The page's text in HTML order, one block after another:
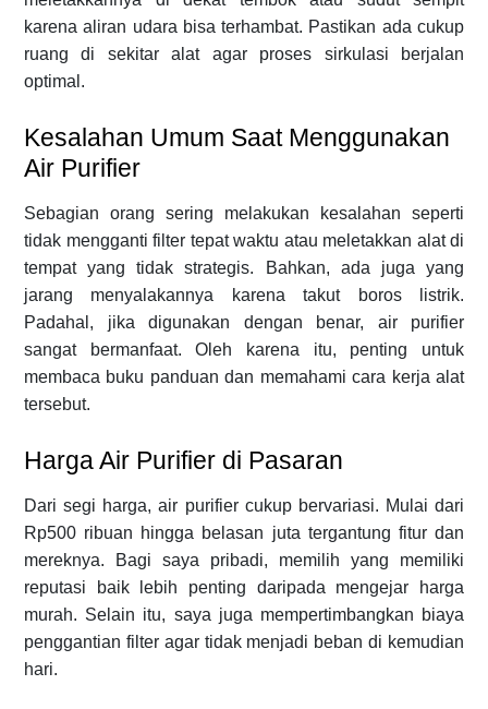
karena aliran udara bisa terhambat. Pastikan ada cukup
ruang di sekitar alat agar proses sirkulasi berjalan
optimal.
Kesalahan Umum Saat Menggunakan
Air Purifier
Sebagian orang sering melakukan kesalahan seperti
tidak mengganti filter tepat waktu atau meletakkan alat di
tempat yang tidak strategis. Bahkan, ada juga yang
jarang menyalakannya karena takut boros listrik.
Padahal, jika digunakan dengan benar, air purifier
sangat bermanfaat. Oleh karena itu, penting untuk
membaca buku panduan dan memahami cara kerja alat
tersebut.
Harga Air Purifier di Pasaran
Dari segi harga, air purifier cukup bervariasi. Mulai dari
Rp500 ribuan hingga belasan juta tergantung fitur dan
mereknya. Bagi saya pribadi, memilih yang memiliki
reputasi baik lebih penting daripada mengejar harga
murah. Selain itu, saya juga mempertimbangkan biaya
penggantian filter agar tidak menjadi beban di kemudian
hari.